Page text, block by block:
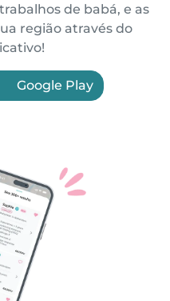
de babá, e as
região através do
Google Play